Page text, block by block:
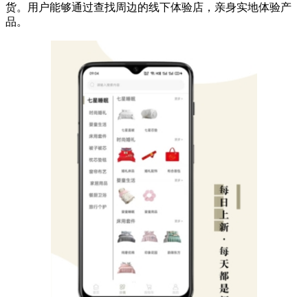
货。用户能够通过查找周边的线下体验店，亲身实地体验产
品。